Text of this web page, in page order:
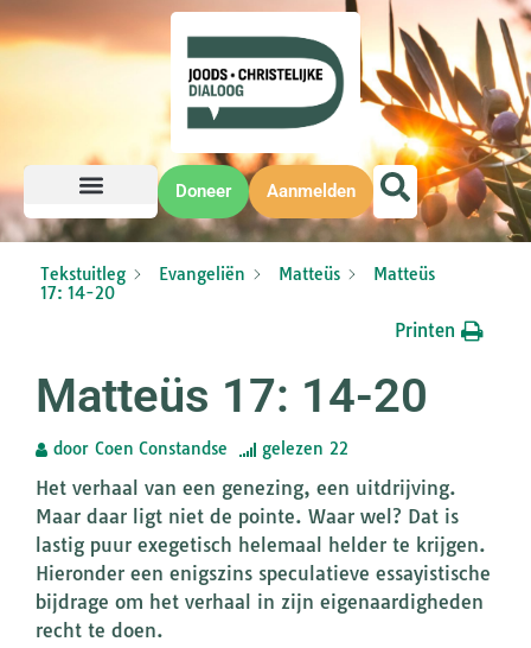
Doneer Aanmelden
Tekstuitleg Evangeliën Matteüs
Matteüs
17: 14-20
Printen
Matteüs 17: 14-20
door Coen Constandse gelezen 22
Het verhaal van een genezing, een uitdrijving.
Maar daar ligt niet de pointe. Waar wel? Dat is
lastig puur exegetisch helemaal helder te krijgen.
Hieronder een enigszins speculatieve essayistische
bijdrage om het verhaal in zijn eigenaardigheden
recht te doen.